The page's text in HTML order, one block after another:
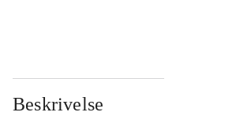
Beskrivelse